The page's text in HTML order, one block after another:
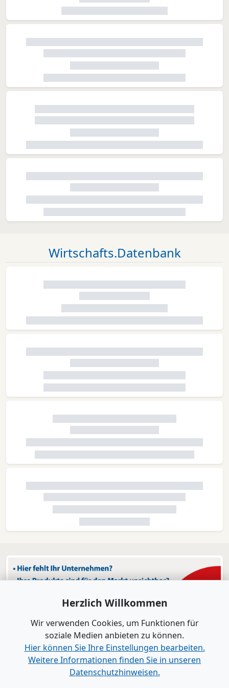
Wirtschafts.Datenbank
Herzlich Willkommen
Wir verwenden Cookies, um Funktionen für
soziale Medien anbieten zu können.
Hier können Sie Ihre Einstellungen bearbeiten.
Weitere Informationen finden Sie in unseren
Datenschutzhinweisen.